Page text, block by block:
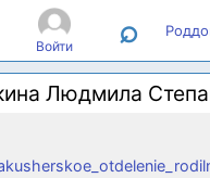
Войти ⌕
Людмила